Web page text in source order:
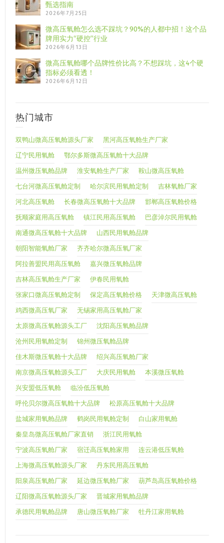
甄选指南
2026年7月25日
微高压氧舱怎么选不踩坑？90%的人都中招！这个品
牌用实力“硬控”行业
2026年6月13日
微高压氧舱哪个品牌性价比高？不想踩坑，这4个硬
指标必须看透！
2026年6月12日
热门城市
双鸭山微高压氧舱源头厂家 黑河高压氧舱生产厂家
辽宁民用氧舱 鄂尔多斯微高压氧舱十大品牌
温州微压氧舱品牌 淮安氧舱生产厂家 鞍山微高压氧舱
七台河微高压氧舱定制 哈尔滨民用氧舱定制 吉林氧舱厂家
河北高压氧舱 长春微高压氧舱十大品牌 邯郸高压氧舱价格
抚顺家庭用高压氧舱 镇江民用高压氧舱 巴彦淖尔民用氧舱
南通微高压氧舱十大品牌 山西民用氧舱品牌
朝阳智能氧舱厂家 齐齐哈尔微高压氧厂家
阿拉善盟民用高压氧舱 嘉兴微压氧舱品牌
吉林高压氧舱生产厂家 伊春民用氧舱
张家口微高压氧舱定制 保定高压氧舱价格 天津微高压氧舱
鸡西微高压氧厂家 无锡家用高压氧舱厂家
太原微高压氧舱源头工厂 沈阳高压氧舱品牌
沧州民用氧舱定制 锦州微压氧舱品牌
佳木斯微压氧舱十大品牌 绍兴高压氧舱厂家
南京微高压氧舱源头工厂 大庆民用氧舱 本溪微压氧舱
兴安盟低压氧舱 临汾低压氧舱
呼伦贝尔微高压氧舱十大品牌 松原高压氧舱十大品牌
盐城家用氧舱品牌 鹤岗民用氧舱定制 白山家用氧舱
秦皇岛微高压氧舱厂家直销 浙江民用氧舱
宁波高压氧舱厂家 宿迁高压氧舱家用 连云港低压氧舱
上海微高压氧舱源头厂家 丹东民用高压氧舱
阳泉高压氧舱厂家 延边微压氧舱厂家 葫芦岛高压氧舱价格
辽阳微高压氧舱源头厂家 晋城家用氧舱品牌
承德民用氧舱品牌 唐山微压氧舱厂家 牡丹江家用氧舱